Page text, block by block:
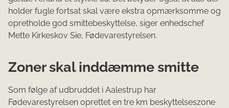
holder fugle fortsat skal være ekstra opmærksomme og
opretholde god smittebeskyttelse, siger enhedschef
Mette Kirkeskov Sie, Fødevarestyrelsen.
Zoner skal inddæmme smitte
Som følge af udbruddet i Aalestrup har
Fødevarestyrelsen oprettet en tre km beskyttelseszone